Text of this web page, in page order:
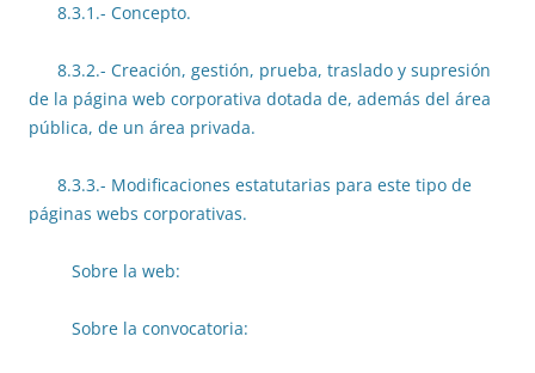
8.3.1.- Concepto.
8.3.2.- Creación, gestión, prueba, traslado y supresión
de la página web corporativa dotada de, además del área
pública, de un área privada.
8.3.3.- Modificaciones estatutarias para este tipo de
páginas webs corporativas.
Sobre la web:
Sobre la convocatoria: